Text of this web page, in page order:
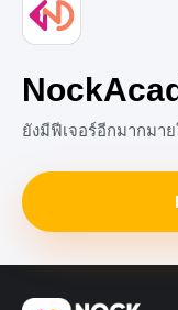
ยังมีฟีเจอร์อีกมากมา